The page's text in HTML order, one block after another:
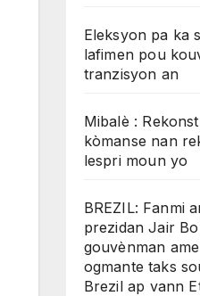
Eleksyon pa ka
lafimen pou
tranzisyon an
Mibalè :
kòmanse nan
lespri moun yo
BREZIL: Fanmi
prezidan Jair
gouvènman
ogmante taks
Brezil ap vann